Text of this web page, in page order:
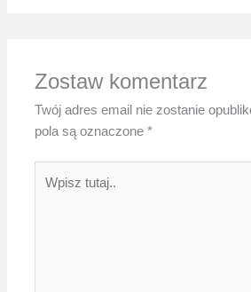
Zostaw komentarz
Twój adres email nie zostanie
pola są oznaczone*
tutaj..